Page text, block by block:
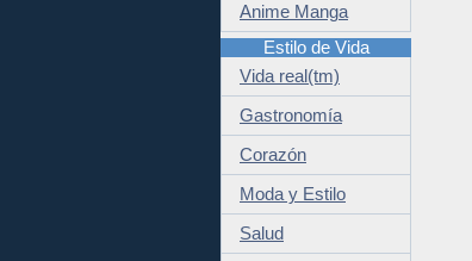
Anime Manga
Estilo de Vida
Vida real(tm)
Gastronomía
Corazón
Moda y Estilo
Salud